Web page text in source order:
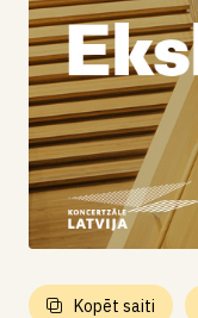
Kopēt saiti